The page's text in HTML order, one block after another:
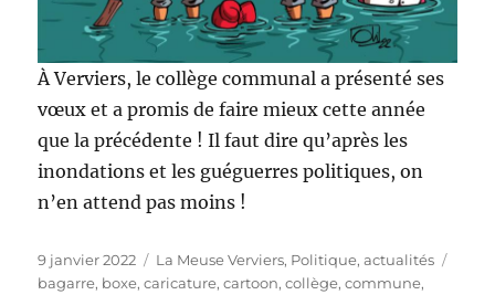
À Verviers, le collège communal a présenté ses
vœux et a promis de faire mieux cette année
que la précédente ! Il faut dire qu’après les
inondations et les guéguerres politiques, on
n’en attend pas moins !
Publié
le
9 janvier 2022 Catégories
La Meuse Verviers, Politique, actualités
bagarre, boxe,caricature,cartoon,collège,commune,